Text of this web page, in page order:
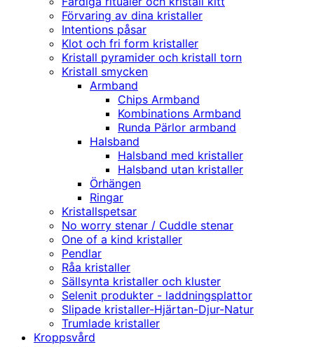
Förvaring av dina kristaller
Intentions påsar
Klot och fri form kristaller
Kristall pyramider och kristall torn
Kristall smycken
Armband
Chips Armband
Kombinations Armband
Runda Pärlor armband
Halsband
Halsband med kristaller
Halsband utan kristaller
Örhängen
Ringar
Kristallspetsar
No worry stenar / Cuddle stenar
One of a kind kristaller
Pendlar
Råa kristaller
Sällsynta kristaller och kluster
Selenit produkter - laddningsplattor
Slipade kristaller-Hjärtan-Djur-Natur
Trumlade kristaller
Kroppsvård